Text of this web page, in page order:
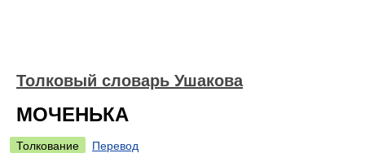
Толковый словарь Ушакова
МОЧЕНЬКА
Толкование
Перевод